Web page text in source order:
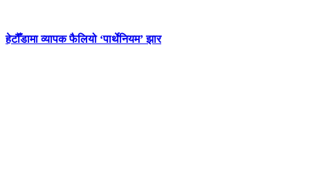
हेटौँडामा व्यापक फैलियो ‘पार्थेनियम’ झार